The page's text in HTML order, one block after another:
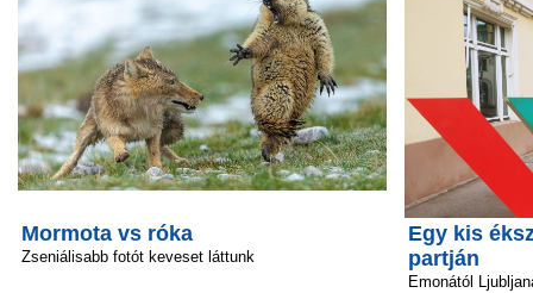
Mormota vs róka
Zseniálisabb fotót keveset láttunk
Egy kis
partján
Emonától